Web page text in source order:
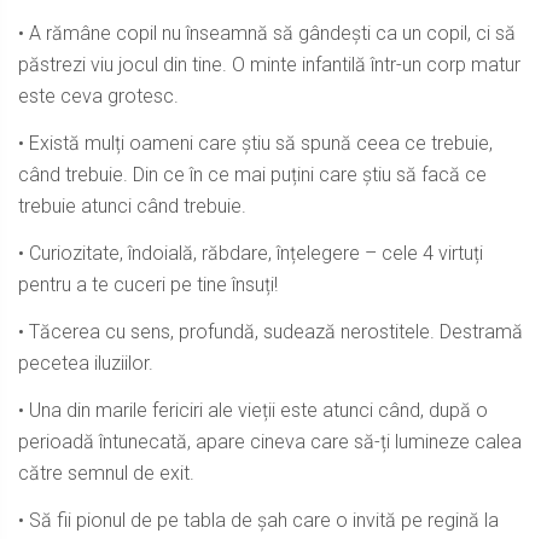
• A rămâne copil nu înseamnă să gândești ca un copil, ci să
păstrezi viu jocul din tine. O minte infantilă într-un corp matur
este ceva grotesc.
• Există mulți oameni care știu să spună ceea ce trebuie,
când trebuie. Din ce în ce mai puțini care știu să facă ce
trebuie atunci când trebuie.
• Curiozitate, îndoială, răbdare, înțelegere – cele 4 virtuți
pentru a te cuceri pe tine însuți!
• Tăcerea cu sens, profundă, sudează nerostitele. Destramă
pecetea iluziilor.
• Una din marile fericiri ale vieții este atunci când, după o
perioadă întunecată, apare cineva care să-ți lumineze calea
către semnul de exit.
• Să fii pionul de pe tabla de șah care o invită pe regină la